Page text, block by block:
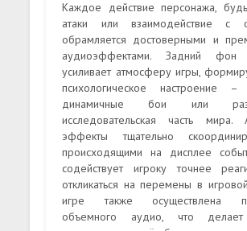
Каждое действие персонажа,
атаки или взаимодействие с
обрамляется достоверными и
аудиоэффектами. Задний фон
усиливает атмосферу игры,
психологическое настроение
динамичные бои или
исследовательская часть мира.
эффекты тщательно
происходящими на дисплее
содействует игроку точнее
откликаться на перемены в
игре также осуществлена
объемного аудио, что делает